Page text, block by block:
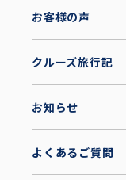
お客様の声
クルーズ旅行記
お知らせ
よくあるご質問